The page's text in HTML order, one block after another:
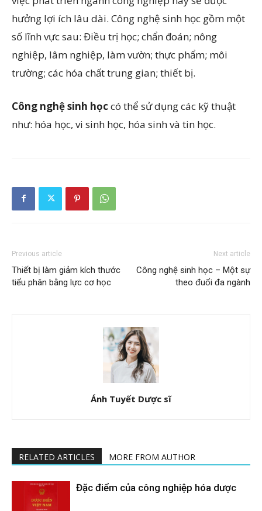
hưởng lợi ích lâu dài. Công nghệ sinh học gồm một
số lĩnh vực sau: Điều trị học; chẩn đoán; nông
nghiệp, lâm nghiệp, làm vườn; thực phẩm; môi
trường; các hóa chất trung gian; thiết bị.
Công nghệ sinh học có thể sử dụng các kỹ thuật
như: hóa học, vi sinh học, hóa sinh và tin học.
Previous article
Thiết bị làm giảm kích thước
tiểu phân bằng lực cơ học
Next article
Công nghệ sinh học – Một sự
theo đuổi đa ngành
Ánh Tuyết Dược sĩ
RELATED ARTICLES MORE FROM AUTHOR
Đặc điểm của công nghiệp hóa dược